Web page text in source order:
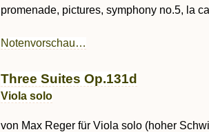
promenade, pictures, symphony no.5, la
Notenvorschau…
Three Suites Op.131d
Viola solo
von Max Reger für Viola solo (hoher